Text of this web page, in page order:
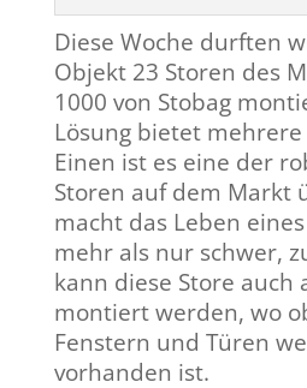
Diese Woche durften
Objekt 23 Storen des
1000 von Stobag
Lösung bietet
Einen ist es eine der
Storen auf dem Markt
macht das Leben
mehr als nur schwer,
kann diese Store auch
montiert werden, wo
Fenstern und Türen
vorhanden ist.